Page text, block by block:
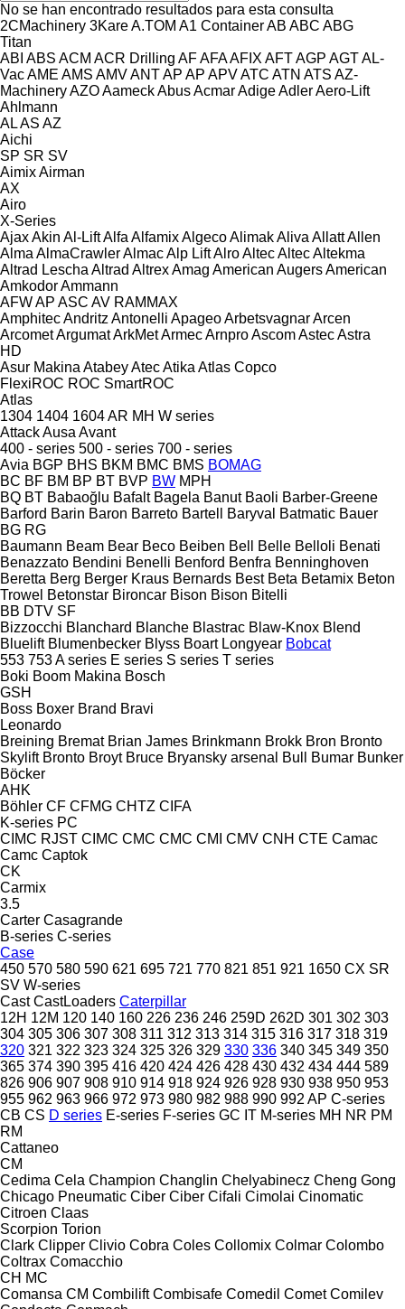
No se han encontrado resultados para esta consulta
2CMachinery 3KareA.TOM A1 ContainerAB ABC ABG
Titan
ABI ABS ACM ACR Drilling AFAFAAFIX AFTAGP AGTAL-
VacAME AMS AMVANTAP AP APVATC ATN ATS AZ-
MachineryAZOAameckAbusAcmarAdigeAdlerAero-Lift
Ahlmann
ALAS AZ
Aichi
SP SR SV
AimixAirman
AX
Airo
X-Series
AjaxAkin Al-LiftAlfa AlfamixAlgecoAlimakAliva AllattAllen
Alma AlmaCrawlerAlmacAlp LiftAlroAltecAltecAltekma
Altrad Lescha Altrad AltrexAmag American AugersAmerican
AmkodorAmmann
AFWAP ASC AV RAMMAX
AmphitecAndritz Antonelli ApageoArbetsvagnarArcen
ArcometArgumatArkMetArmecArnproAscomAstecAstra
HD
Asur Makina AtabeyAtecAtika Atlas Copco
FlexiROC ROC SmartROC
Atlas
1304 1404 1604AR MH W series
AttackAusa Avant
400 - series 500 - series 700 - series
Avia BGP BHS BKM BMC BMS BOMAG
BC BF BM BP BT BVP BW MPH
BQ BT Babaoğlu Bafalt Bagela Banut Baoli Barber-Greene
Barford Barin Baron Barreto Bartell Baryval Batmatic Bauer
BG RG
Baumann Beam Bear Beco Beiben Bell Belle Belloli Benati
Benazzato Bendini Benelli Benford Benfra Benninghoven
Beretta Berg Berger Kraus Bernards Best Beta Betamix Beton
Trowel Betonstar Bironcar Bison Bison Bitelli
BB DTV SF
Bizzocchi Blanchard Blanche Blastrac Blaw-Knox Blend
Bluelift Blumenbecker Blyss Boart Longyear Bobcat
553 753A series E series S series T series
Boki Boom Makina Bosch
GSH
Boss Boxer Brand Bravi
Leonardo
Breining Bremat Brian James Brinkmann Brokk Bron Bronto
Skylift Bronto Broyt Bruce Bryansky arsenal Bull Bumar Bunker
Böcker
AHK
Böhler CF CFMG CHTZ CIFA
K-series PC
CIMC RJST CIMC CMC CMC CMI CMV CNH CTE Camac
Camc Captok
CK
Carmix
3.5
Carter Casagrande
B-series C-series
Case
450 570 580 590 621 695 721 770 821 851 921 1650 CX SR
SV W-series
Cast CastLoaders Caterpillar
12H 12M 120 140 160 226 236 246 259D 262D 301 302 303
304 305 306 307 308 311 312 313 314 315 316 317 318 319
320 321 322 323 324 325 326 329 330 336 340 345 349 350
365 374 390 395 416 420 424 426 428 430 432 434 444 589
826 906 907 908 910 914 918 924 926 928 930 938 950 953
955 962 963 966 972 973 980 982 988 990 992 AP C-series
CB CS D series E-series F-series GC IT M-series MH NR PM
RM
Cattaneo
CM
Cedima Cela Champion Changlin Chelyabinecz Cheng Gong
Chicago Pneumatic Ciber Ciber Cifali Cimolai Cinomatic
Citroen Claas
Scorpion Torion
Clark Clipper Clivio Cobra Coles Collomix Colmar Colombo
Coltrax Comacchio
CH MC
Comansa CM Combilift Combisafe Comedil Comet Comilev